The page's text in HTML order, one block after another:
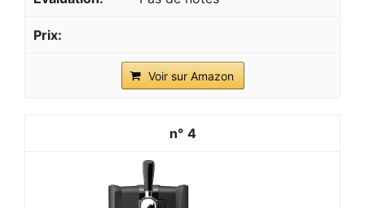
Voir sur Amazon
4